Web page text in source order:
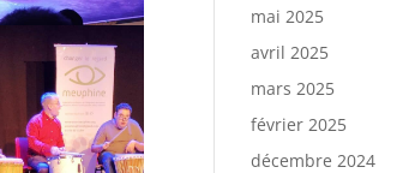
mai 2025
avril 2025
mars 2025
février 2025
décembre 2024